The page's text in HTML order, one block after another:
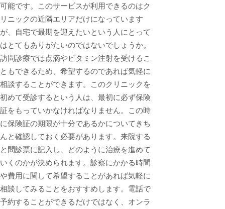
可能です。このサービスが利用できるのはク
リニックの近隣エリアだけになっています
が、自宅で最期を迎えたいという人にとって
はとてもありがたいのではないでしょうか。
訪問診療では点滴やビタミン注射を受けるこ
ともできるため、希望するのであれば気軽に
相談することができます。このクリニックを
初めて受診するという人は、最初に必ず保険
証をもっていかなければなりません。この時
に保険証の期限が十分であるかについてきち
んと確認しておく必要があります。来院する
と問診票に記入し、どのように治療を進めて
いくのかが決められます。診察にかかる時間
や費用に関して希望することがあれば気軽に
相談してみることをおすすめします。電話で
予約することができるだけではなく、オンラ